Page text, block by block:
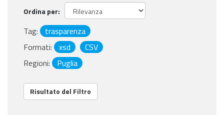
Ordina per
Tag:
trasparenza
Formati:
xsd
CSV
Regioni:
Puglia
Risultato del Filtro